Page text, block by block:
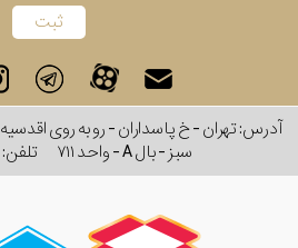
سبز - بال A - واحد ۷۱۱
تلفن: